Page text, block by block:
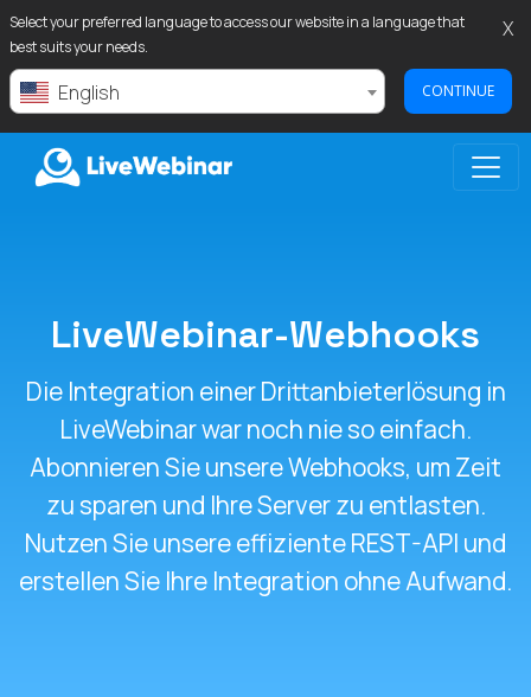
Select your preferred language to access our website in a language that
best suits your needs.
English CONTINUE
X
LiveWebinar-Webhooks
Die Integration einer Drittanbieterlösung in
LiveWebinar war noch nie so einfach.
Abonnieren Sie unsere Webhooks, um Zeit
zu sparen und Ihre Server zu entlasten.
Nutzen Sie unsere effiziente REST-API und
erstellen Sie Ihre Integration ohne Aufwand.